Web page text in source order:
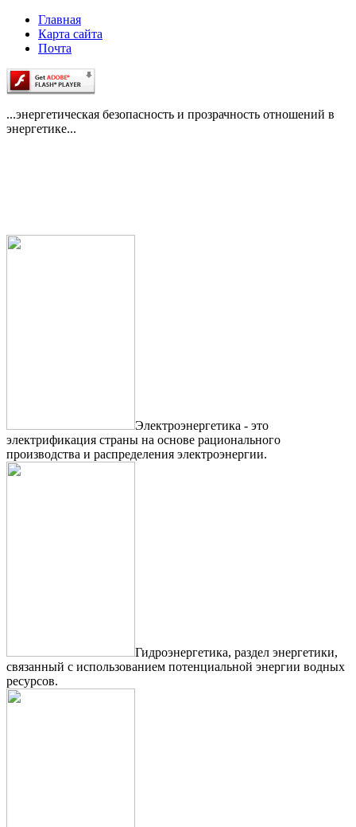
Главная
Карта сайта
Почта
...энергетическая безопасность и прозрачность отношений в
энергетике...
Электроэнергетика - это
электрификация страны на основе рационального
производства и распределения электроэнергии.
Гидроэнергетика, раздел энергетики,
связанный с использованием потенциальной энергии водных
ресурсов.